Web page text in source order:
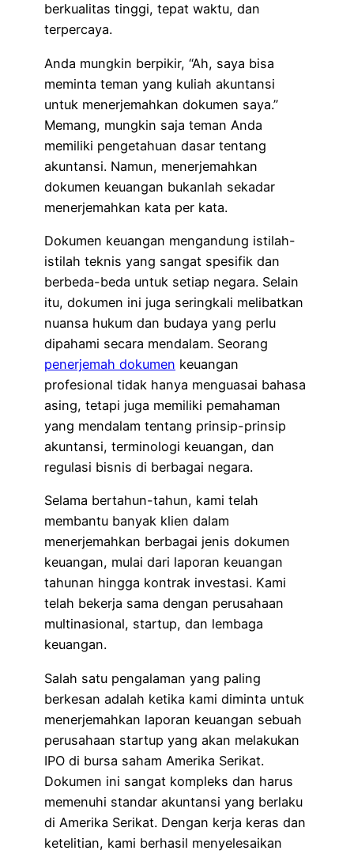
berkualitas tinggi, tepat waktu, dan
terpercaya.
Anda mungkin berpikir, “Ah, saya bisa
meminta teman yang kuliah akuntansi
untuk menerjemahkan dokumen saya.”
Memang, mungkin saja teman Anda
memiliki pengetahuan dasar tentang
akuntansi. Namun, menerjemahkan
dokumen keuangan bukanlah sekadar
menerjemahkan kata per kata.
Dokumen keuangan mengandung istilah-
istilah teknis yang sangat spesifik dan
berbeda-beda untuk setiap negara. Selain
itu, dokumen ini juga seringkali melibatkan
nuansa hukum dan budaya yang perlu
dipahami secara mendalam. Seorang
penerjemah dokumen keuangan
profesional tidak hanya menguasai bahasa
asing, tetapi juga memiliki pemahaman
yang mendalam tentang prinsip-prinsip
akuntansi, terminologi keuangan, dan
regulasi bisnis di berbagai negara.
Selama bertahun-tahun, kami telah
membantu banyak klien dalam
menerjemahkan berbagai jenis dokumen
keuangan, mulai dari laporan keuangan
tahunan hingga kontrak investasi. Kami
telah bekerja sama dengan perusahaan
multinasional, startup, dan lembaga
keuangan.
Salah satu pengalaman yang paling
berkesan adalah ketika kami diminta untuk
menerjemahkan laporan keuangan sebuah
perusahaan startup yang akan melakukan
IPO di bursa saham Amerika Serikat.
Dokumen ini sangat kompleks dan harus
memenuhi standar akuntansi yang berlaku
di Amerika Serikat. Dengan kerja keras dan
ketelitian, kami berhasil menyelesaikan